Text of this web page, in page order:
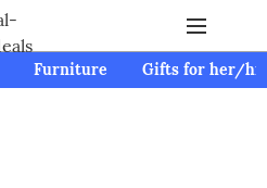
Furniture Gifts for her/